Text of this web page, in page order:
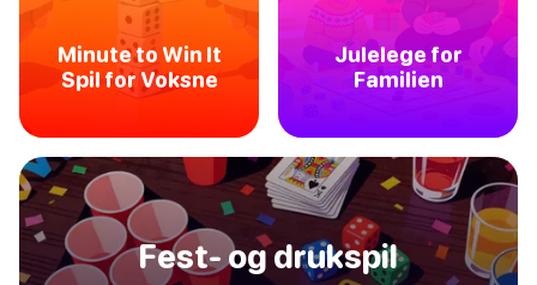
Minute to Win It
Spil for Voksne
Julelege for
Familien
Fest- og drukspil